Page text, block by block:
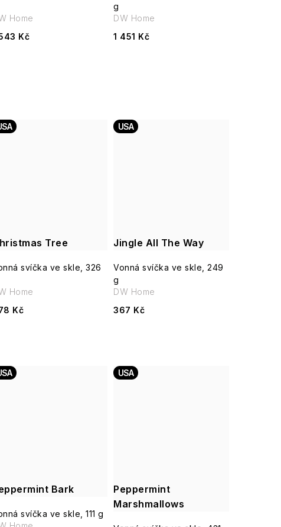
Kč
Home
g
1 451 Kč
DW Home
Tree
svíčka ve skle, 326
Kč
Home
Jingle All The Way
USA
Vonná svíčka ve skle, 249
g
367 Kč
DW Home
Bark
svíčka ve skle, 111 g
Peppermint
Marshmallows
USA